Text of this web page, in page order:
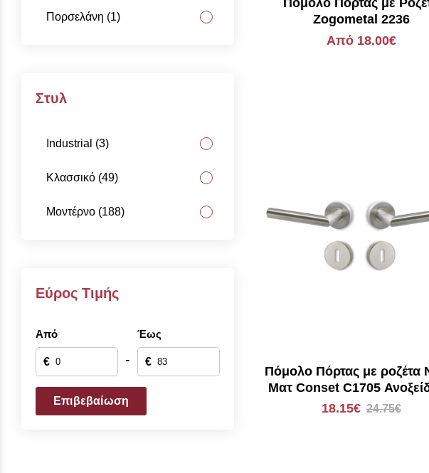
Πορσελάνη (1)
Στυλ
Industrial (3)
Κλασσικό (49)
Μοντέρνο (188)
Εύρος Τιμής
Από
€ -
Έως
€
Επιβεβαίωση
Πόμολο Πόρτας με
Zogometal 2236
Από 18.00€
Πόμολο Πόρτας με ροζέτα
Ματ Conset C1705
18.15€ 24.75€